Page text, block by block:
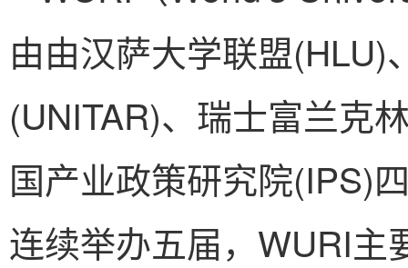
由由汉萨大学联盟(HLU)
(UNITAR)、瑞士富兰克
国产业政策研究院(IPS)
连续举办五届，WURI主